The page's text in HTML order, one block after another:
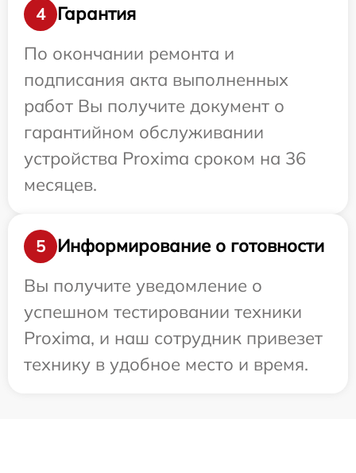
4
Гарантия
По окончании ремонта и
подписания акта выполненных
работ Вы получите документ о
гарантийном обслуживании
устройства Proxima сроком на 36
месяцев.
5
Информирование о готовности
Вы получите уведомление о
успешном тестировании техники
Proxima, и наш сотрудник привезет
технику в удобное место и время.